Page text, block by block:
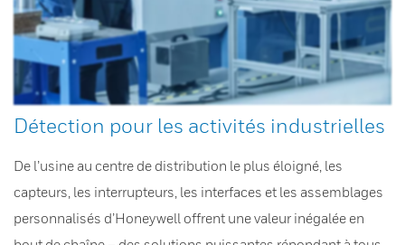
Détection pour les activités industrielles
De l’usine au centre de distribution le plus éloigné, les
capteurs, les interrupteurs, les interfaces et les assemblages
personnalisés d’Honeywell offrent une valeur inégalée en